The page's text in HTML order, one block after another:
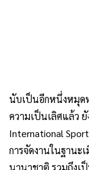
นับเป็นอีกหนึ่งหมุด
ความเป็นเลิศแล้ว
International
การจัดงานในฐานะ
นานาชาติ รวมถึงเป็